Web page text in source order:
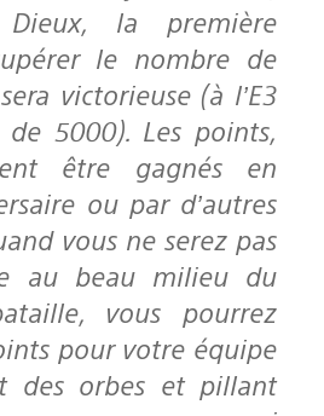
la première
le nombre de
victorieuse (à l’E3
5000). Les points,
être gagnés en
ou par d’autres
vous ne serez pas
au beau milieu du
vous pourrez
pour votre équipe
des orbes et pillant